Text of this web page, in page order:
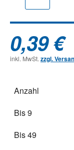
0,39 €
inkl. MwSt. zzgl.
Anzahl
Bis9
Bis49